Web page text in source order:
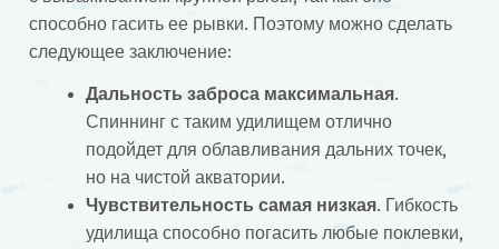
способно гасить ее рывки. Поэтому можно сделать
следующее заключение:
Дальность заброса максимальная.
Спиннинг с таким удилищем отлично
подойдет для облавливания дальних точек,
но на чистой акватории.
Чувствительность самая низкая. Гибкость
удилища способно погасить любые поклевки,